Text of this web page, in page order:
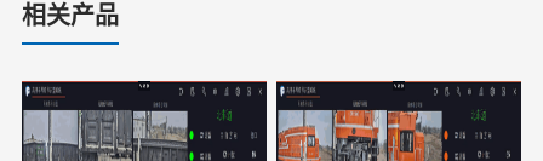
相关产品